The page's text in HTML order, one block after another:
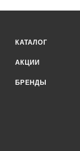
КАТАЛОГ
АКЦИИ
БРЕНДЫ